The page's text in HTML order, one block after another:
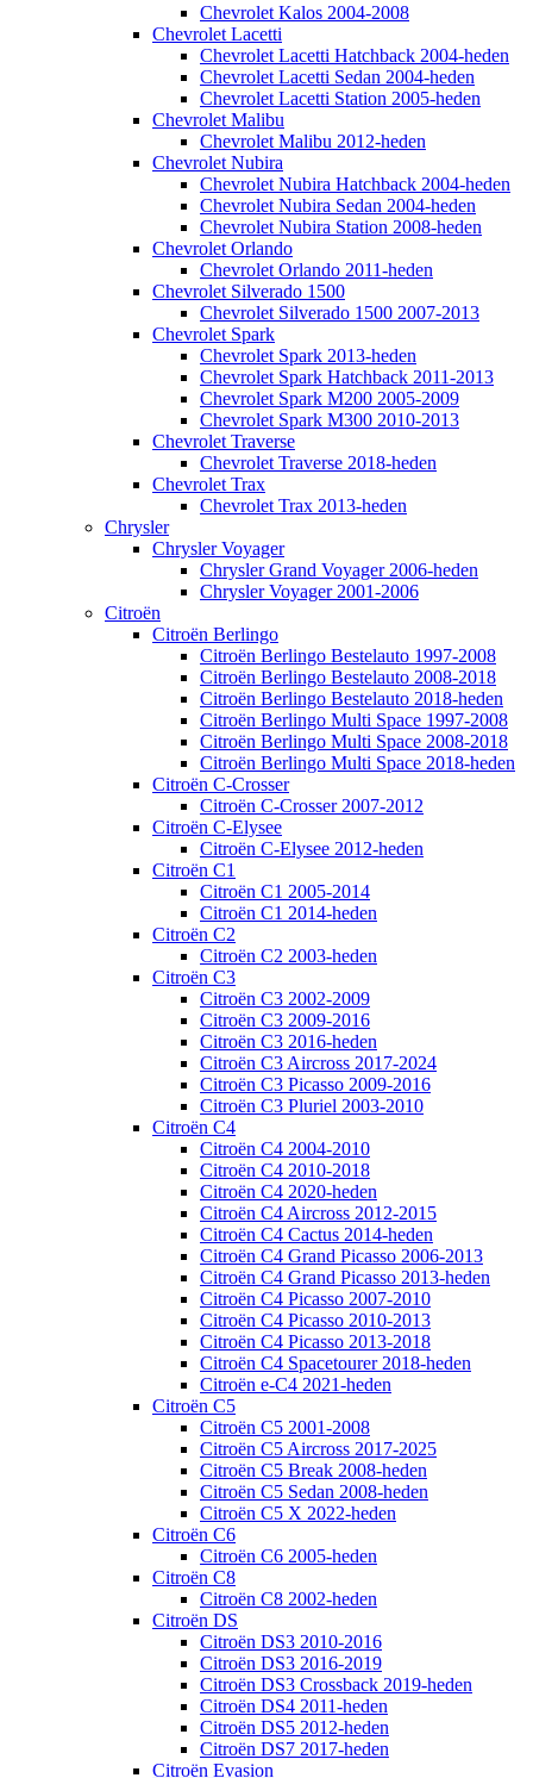
Chevrolet Kalos 2004-2008
Chevrolet Lacetti
Chevrolet Lacetti Hatchback 2004-heden
Chevrolet Lacetti Sedan 2004-heden
Chevrolet Lacetti Station 2005-heden
Chevrolet Malibu
Chevrolet Malibu 2012-heden
Chevrolet Nubira
Chevrolet Nubira Hatchback 2004-heden
Chevrolet Nubira Sedan 2004-heden
Chevrolet Nubira Station 2008-heden
Chevrolet Orlando
Chevrolet Orlando 2011-heden
Chevrolet Silverado 1500
Chevrolet Silverado 1500 2007-2013
Chevrolet Spark
Chevrolet Spark 2013-heden
Chevrolet Spark Hatchback 2011-2013
Chevrolet Spark M200 2005-2009
Chevrolet Spark M300 2010-2013
Chevrolet Traverse
Chevrolet Traverse 2018-heden
Chevrolet Trax
Chevrolet Trax 2013-heden
Chrysler
Chrysler Voyager
Chrysler Grand Voyager 2006-heden
Chrysler Voyager 2001-2006
Citroën
Citroën Berlingo
Citroën Berlingo Bestelauto 1997-2008
Citroën Berlingo Bestelauto 2008-2018
Citroën Berlingo Bestelauto 2018-heden
Citroën Berlingo Multi Space 1997-2008
Citroën Berlingo Multi Space 2008-2018
Citroën Berlingo Multi Space 2018-heden
Citroën C-Crosser
Citroën C-Crosser 2007-2012
Citroën C-Elysee
Citroën C-Elysee 2012-heden
Citroën C1
Citroën C1 2005-2014
Citroën C1 2014-heden
Citroën C2
Citroën C2 2003-heden
Citroën C3
Citroën C3 2002-2009
Citroën C3 2009-2016
Citroën C3 2016-heden
Citroën C3 Aircross 2017-2024
Citroën C3 Picasso 2009-2016
Citroën C3 Pluriel 2003-2010
Citroën C4
Citroën C4 2004-2010
Citroën C4 2010-2018
Citroën C4 2020-heden
Citroën C4 Aircross 2012-2015
Citroën C4 Cactus 2014-heden
Citroën C4 Grand Picasso 2006-2013
Citroën C4 Grand Picasso 2013-heden
Citroën C4 Picasso 2007-2010
Citroën C4 Picasso 2010-2013
Citroën C4 Picasso 2013-2018
Citroën C4 Spacetourer 2018-heden
Citroën e-C4 2021-heden
Citroën C5
Citroën C5 2001-2008
Citroën C5 Aircross 2017-2025
Citroën C5 Break 2008-heden
Citroën C5 Sedan 2008-heden
Citroën C5 X 2022-heden
Citroën C6
Citroën C6 2005-heden
Citroën C8
Citroën C8 2002-heden
Citroën DS
Citroën DS3 2010-2016
Citroën DS3 2016-2019
Citroën DS3 Crossback 2019-heden
Citroën DS4 2011-heden
Citroën DS5 2012-heden
Citroën DS7 2017-heden
Citroën Evasion